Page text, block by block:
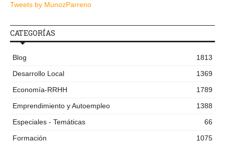
Tweets by MunozParreno
CATEGORÍAS
Blog
1813
Desarrollo Local
1369
Economía-RRHH
1789
Emprendimiento y Autoempleo
1388
Especiales - Temáticas
66
Formación
1075